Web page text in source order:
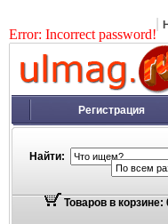
Error: Incorrect password!
Регистрация
Найти:
Товаров в корзине: